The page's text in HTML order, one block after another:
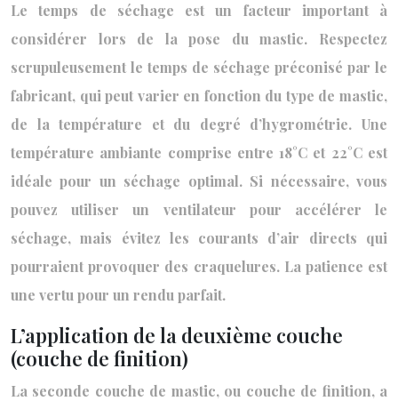
Le temps de séchage est un facteur important à
considérer lors de la pose du mastic. Respectez
scrupuleusement le temps de séchage préconisé par le
fabricant, qui peut varier en fonction du type de mastic,
de la température et du degré d’hygrométrie. Une
température ambiante comprise entre 18°C et 22°C est
idéale pour un séchage optimal. Si nécessaire, vous
pouvez utiliser un ventilateur pour accélérer le
séchage, mais évitez les courants d’air directs qui
pourraient provoquer des craquelures. La patience est
une vertu pour un rendu parfait.
L’application de la deuxième couche
(couche de finition)
La seconde couche de mastic, ou couche de finition, a